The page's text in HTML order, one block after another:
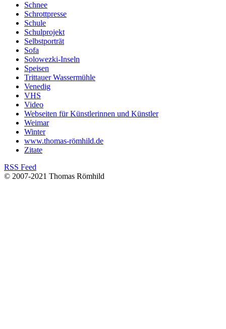
Schnee
Schrottpresse
Schule
Schulprojekt
Selbst­por­trät
Sofa
Solowezki-Inseln
Speisen
Trittauer Wassermühle
Venedig
VHS
Video
Webseiten für Künstlerinnen und Künstler
Weimar
Winter
www.thomas-römhild.de
Zitate
RSS Feed
© 2007-2021 Thomas Römhild